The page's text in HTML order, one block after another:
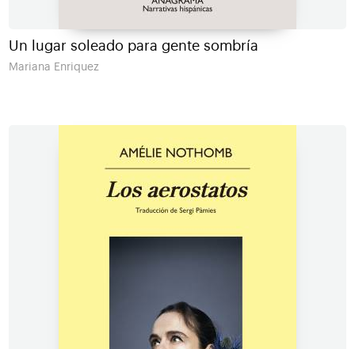
Un lugar soleado para gente sombría
Mariana Enriquez